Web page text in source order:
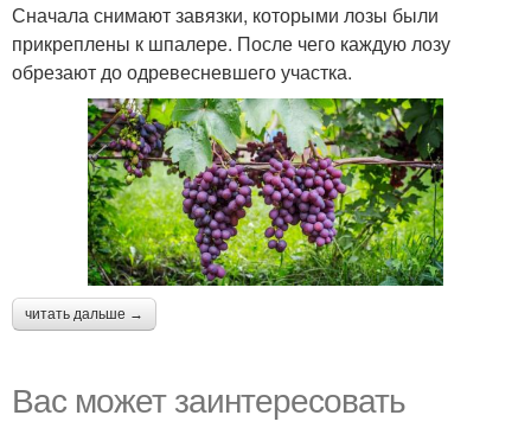
Сначала снимают завязки, которыми лозы были
прикреплены к шпалере. После чего каждую лозу
обрезают до одревесневшего участка.
читать дальше →
Вас может заинтересовать